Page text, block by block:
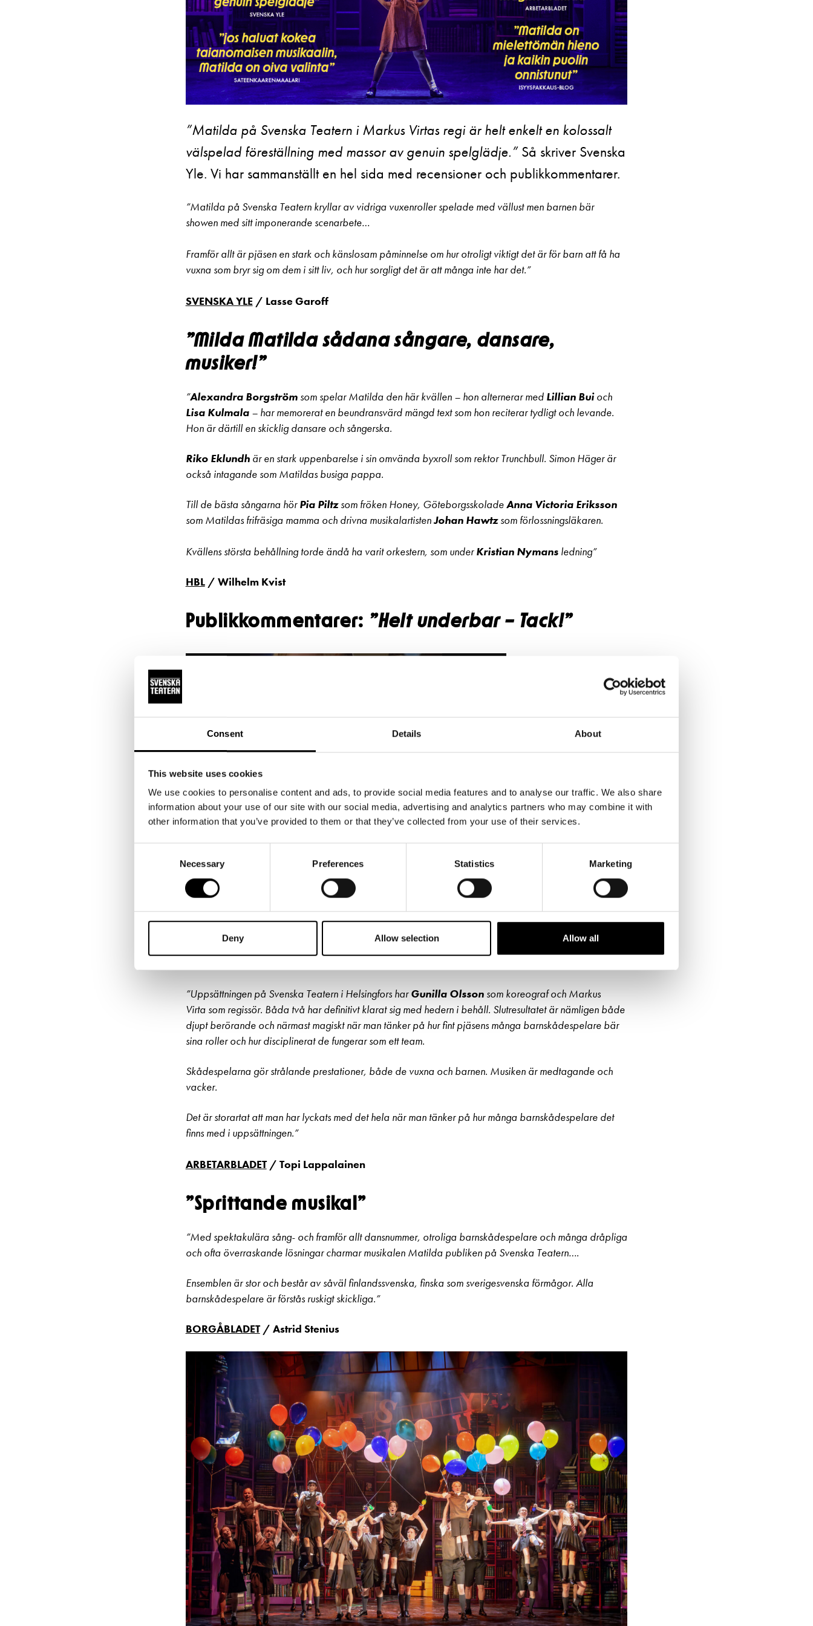
Consent Details About
This website uses cookies
We use cookies to personalise content and ads, to provide social media features and to analyse our traffic. We also share
information about your use of our site with our social media, advertising and analytics partners who may combine it with
other information that you’ve provided to them or that they’ve collected from your use of their services.
Necessary Preferences Statistics Marketing
Deny Allow selection Allow all
”Matilda på Svenska Teatern i Markus Virtas regi är helt enkelt en kolossalt
välspelad föreställning med massor av genuin spelglädje.”Så skriver Svenska
Yle. Vi har sammanställt en hel sida med recensioner och publikkommentarer.
”Matilda på Svenska Teatern kryllar av vidriga vuxenroller spelade med vällust men barnen bär
showen med sitt imponerande scenarbete…
Framför allt är pjäsen en stark och känslosam påminnelse om hur otroligt viktigt det är för barn att få ha
vuxna som bryr sig om dem i sitt liv, och hur sorgligt det är att många inte har det.”
SVENSKA YLE/ Lasse Garoff
”Milda Matilda sådana sångare, dansare,
musiker!”
”Alexandra Borgströmsom spelar Matilda den här kvällen – hon alternerar medLillian Buioch
Lisa Kulmala – har memorerat en beundransvärd mängd text som hon reciterar tydligt och levande.
Hon är därtill en skicklig dansare och sångerska.
Riko Eklundhär en stark uppenbarelse i sin omvända byxroll som rektor Trunchbull. Simon Häger är
också intagande som Matildas busiga pappa.
Till de bästa sångarna hörPia Piltzsom fröken Honey, GöteborgsskoladeAnna Victoria Eriksson
som Matildas frifräsiga mamma och drivna musikalartistenJohan Hawtzsom förlossningsläkaren.
Kvällens största behållning torde ändå ha varit orkestern, som underKristian Nymans ledning”
HBL/ Wilhelm Kvist
Publikkommentarer: ”Helt underbar – Tack!”
Bara några av de kända ansiktena som hyllarMatilda
”Djupt berörande och närmast magisk Matilda”
”Uppsättningen på Svenska Teatern i Helsingfors harGunilla Olssonsom koreograf och Markus
Virta som regissör. Båda två har definitivt klarat sig med hedern i behåll. Slutresultatet är nämligen både
djupt berörande och närmast magiskt när man tänker på hur fint pjäsens många barnskådespelare bär
sina roller och hur disciplinerat de fungerar som ett team.
Skådespelarna gör strålande prestationer, både de vuxna och barnen. Musiken är medtagande och
vacker.
Det är storartat att man har lyckats med det hela när man tänker på hur många barnskådespelare det
finns med i uppsättningen.”
ARBETARBLADET/ Topi Lappalainen
”Sprittande musikal”
”Med spektakulära sång- och framför allt dansnummer, otroliga barnskådespelare och många dråpliga
och ofta överraskande lösningar charmar musikalen Matilda publiken på Svenska Teatern….
Ensemblen är stor och består av såväl finlandssvenska, finska som sverigesvenska förmågor. Alla
barnskådespelare är förstås ruskigt skickliga.”
BORGÅBLADET/ Astrid Stenius